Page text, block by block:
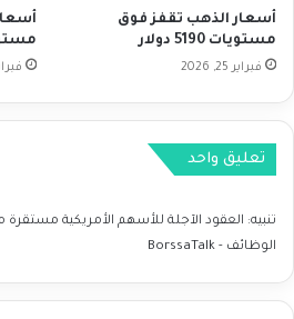
و
ج
G
م
D
C
A
أسعار الذهب تقفز فوق
مستويات 5190 دولار
فبراير 25, 2026
مستوى
فبراير 23,
تعليق واحد
تنبيه: العقود الآجلة للأسهم الأمريكية
الوظائف - BorssaTalk